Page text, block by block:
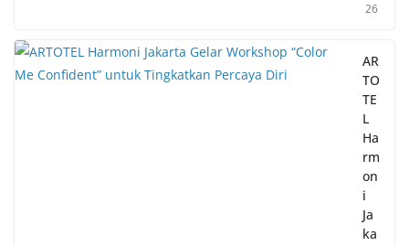
26
AR
TO
TE
L
Ha
rm
on
i
Ja
ka